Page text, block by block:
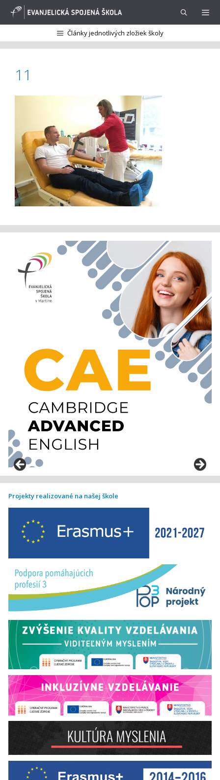
Preskočiť
Články jednotlivých zložiek školy
11
Projekty realizované na našej škole